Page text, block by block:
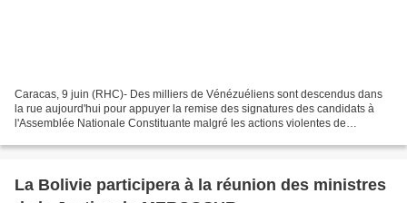
Caracas, 9 juin (RHC)- Des milliers de Vénézuéliens sont descendus dans
la rue aujourd'hui pour appuyer la remise des signatures des candidats à
l'Assemblée Nationale Constituante malgré les actions violentes de
La Bolivie participera à la réunion des ministres